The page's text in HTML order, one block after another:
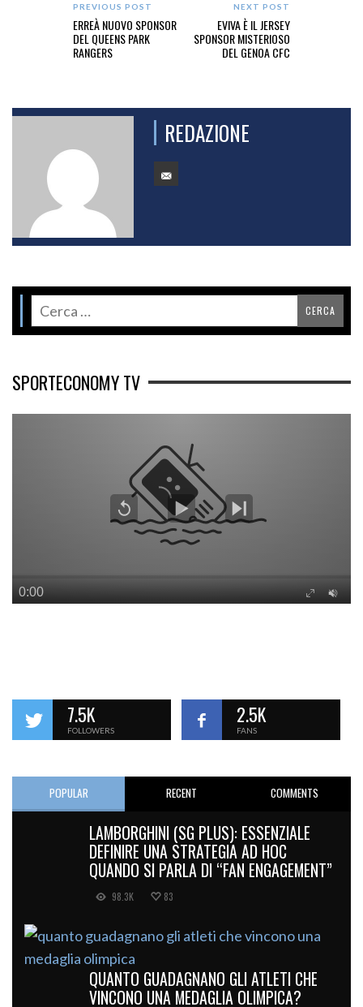
PREVIOUS POST
ERREÀ NUOVO SPONSOR
DEL QUEENS PARK
RANGERS
NEXT POST
EVIVA È IL JERSEY
SPONSOR MISTERIOSO
DEL GENOA CFC
REDAZIONE
SPORTECONOMY TV
7.5K
FOLLOWERS
2.5K
FANS
POPULAR RECENT COMMENTS
LAMBORGHINI (SG PLUS): ESSENZIALE
DEFINIRE UNA STRATEGIA AD HOC
QUANDO SI PARLA DI “FAN ENGAGEMENT”
98.3K 83
QUANTO GUADAGNANO GLI ATLETI CHE
VINCONO UNA MEDAGLIA OLIMPICA?